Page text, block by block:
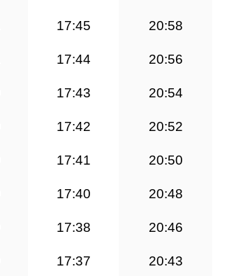
17:45 20:58
17:44 20:56
17:43 20:54
17:42 20:52
17:41 20:50
17:40 20:48
17:38 20:46
17:37 20:43